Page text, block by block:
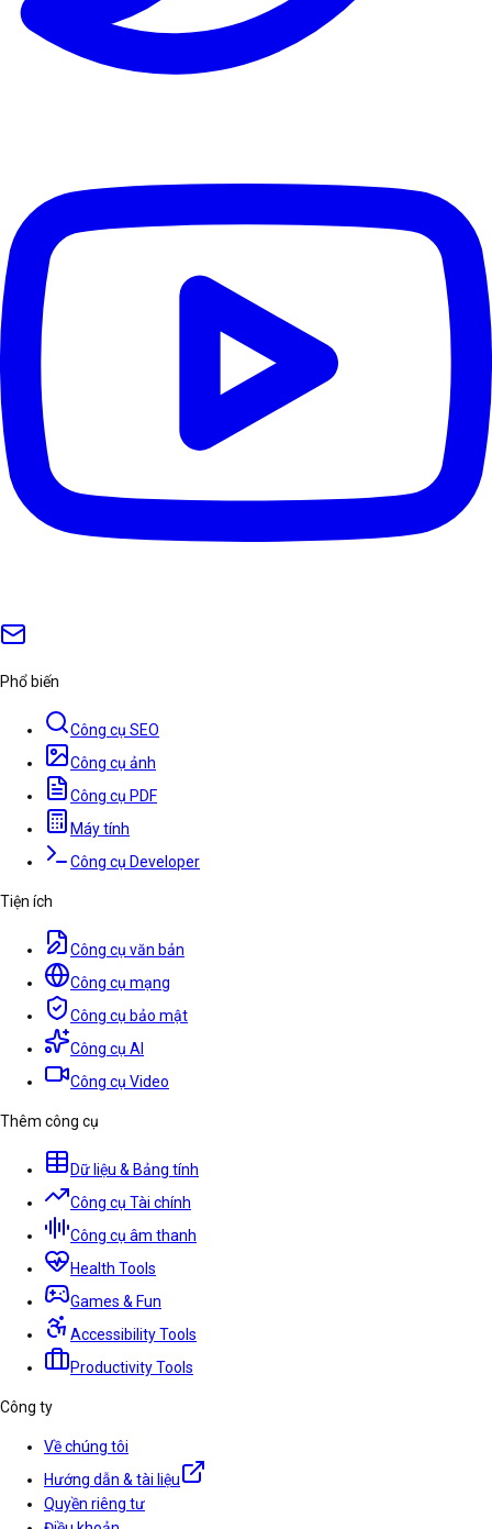
Phổ biến
Công cụ SEO
Công cụ ảnh
Công cụ PDF
Máy tính
Công cụ Developer
Tiện ích
Công cụ văn bản
Công cụ mạng
Công cụ bảo mật
Công cụ AI
Công cụ Video
Thêm công cụ
Dữ liệu & Bảng tính
Công cụ Tài chính
Công cụ âm thanh
Health Tools
Games & Fun
Accessibility Tools
Productivity Tools
Công ty
Về chúng tôi
Hướng dẫn & tài liệu
Quyền riêng tư